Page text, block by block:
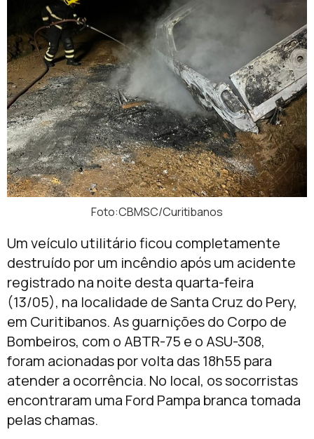
Foto:CBMSC/Curitibanos
Um veículo utilitário ficou completamente
destruído por um incêndio após um acidente
registrado na noite desta quarta-feira
(13/05), na localidade de Santa Cruz do Pery,
em Curitibanos. As guarnições do Corpo de
Bombeiros, com o ABTR-75 e o ASU-308,
foram acionadas por volta das 18h55 para
atender a ocorrência. No local, os socorristas
encontraram uma Ford Pampa branca tomada
pelas chamas.